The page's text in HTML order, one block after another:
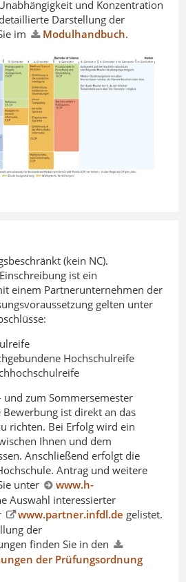
und Konzentration
Darstellung der
im
Modulhandbuch.
(kein NC).
ist ein
einem Partnerunternehmen der
gelten unter
Hochschulreife
und zum Sommersemester
ist direkt an das
richten. Bei Erfolg wird ein
Ihnen und dem
Anschließend erfolgt die
Antrag und weitere
unter
www.h-
Auswahl interessierter
www.partner.infdl.de gelistet.
der
finden Sie in den
der Prüfungsordnung